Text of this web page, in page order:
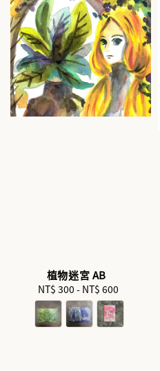
植物迷宮 AB
Regular
price
NT$ 300 - NT$ 600